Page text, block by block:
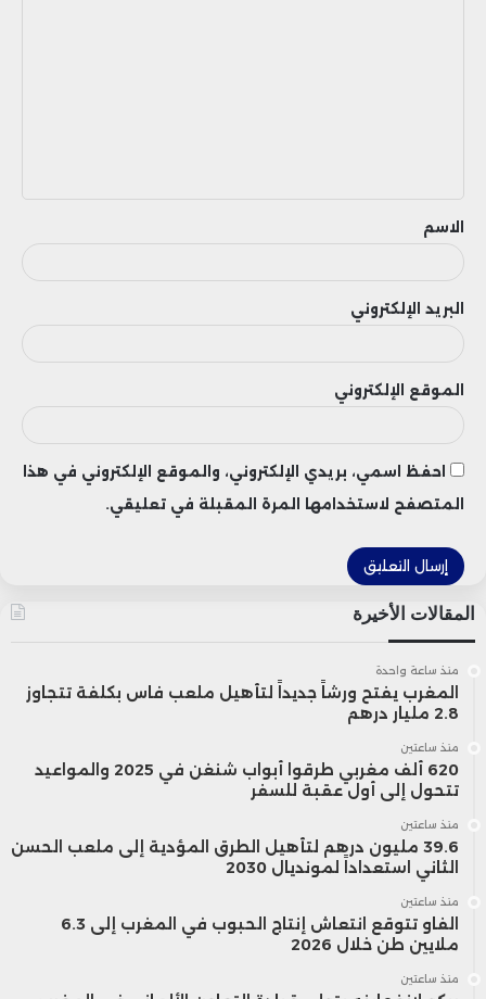
ق
الاسم
البريد الإلكتروني
الموقع الإلكتروني
احفظ اسمي، بريدي الإلكتروني، والموقع الإلكتروني في هذا
المتصفح لاستخدامها المرة المقبلة في تعليقي.
المقالات الأخيرة
منذ ساعة واحدة
المغرب يفتح ورشاً جديداً لتأهيل ملعب فاس بكلفة تتجاوز
2.8 مليار درهم
منذ ساعتين
620 ألف مغربي طرقوا أبواب شنغن في 2025 والمواعيد
تتحول إلى أول عقبة للسفر
منذ ساعتين
39.6 مليون درهم لتأهيل الطرق المؤدية إلى ملعب الحسن
الثاني استعداداً لمونديال 2030
منذ ساعتين
الفاو تتوقع انتعاش إنتاج الحبوب في المغرب إلى 6.3
ملايين طن خلال 2026
منذ ساعتين